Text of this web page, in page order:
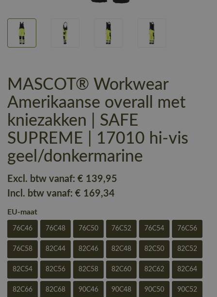
MASCOT® Workwear
Amerikaanse overall met
kniezakken | SAFE
SUPREME | 17010 hi-vis
geel/donkermarine
Excl. btw vanaf: € 139,95
Incl. btw vanaf: € 169,34
EU-maat
76C46 76C48 76C50 76C52 76C54 76C56
76C58 82C44 82C46 82C48 82C50 82C52
82C54 82C56 82C58 82C60 82C62 82C64
82C66 82C68 90C46 90C48 90C50 90C52